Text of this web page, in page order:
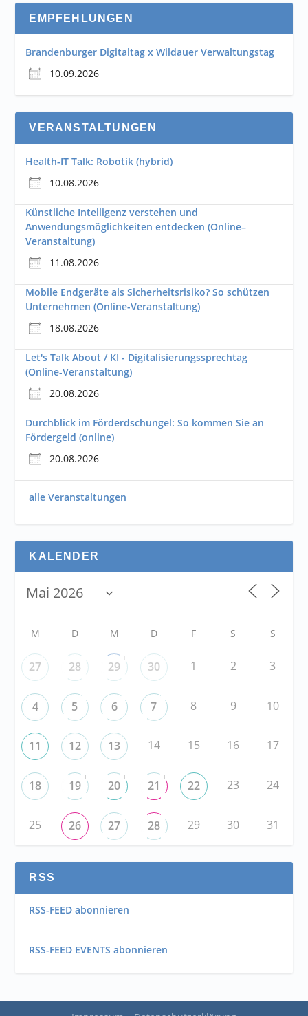
EMPFEHLUNGEN
Brandenburger Digitaltag x Wildauer Verwaltungstag
10.09.2026
VERANSTALTUNGEN
Health-IT Talk: Robotik (hybrid)
10.08.2026
Künstliche Intelligenz verstehen und
Anwendungsmöglichkeiten entdecken (Online–
Veranstaltung)
11.08.2026
Mobile Endgeräte als Sicherheitsrisiko? So schützen
Unternehmen (Online-Veranstaltung)
18.08.2026
Let's Talk About / KI - Digitalisierungssprechtag
(Online-Veranstaltung)
20.08.2026
Durchblick im Förderdschungel: So kommen Sie an
Fördergeld (online)
20.08.2026
alle Veranstaltungen
KALENDER
M D M D F S S
27 28 29
+
30 1 2 3
4 5 6 7 8 9 10
11 12 13 14 15 16 17
18 19
+
20
+
21
+
22 23 24
25 26 27 28 29 30 31
RSS
RSS-FEED abonnieren
RSS-FEED EVENTS abonnieren